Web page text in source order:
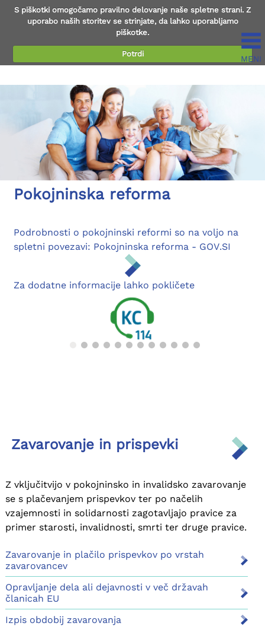
S piškotki omogočamo pravilno delovanje naše spletne strani. Z
uporabo naših storitev se strinjate, da lahko uporabljamo
piškotke.
Potrdi
MENI
Pokojninska reforma
Podrobnosti o pokojninski reformi so na voljo na
spletni povezavi: Pokojninska reforma - GOV.SI
Za dodatne informacije lahko pokličete
Anketa o zadovoljstvu strank
Vljudno vabljeni, da z nami delite svoje izkušnje o
Zavarovanje in prispevki
Z vključitvijo v pokojninsko in invalidsko zavarovanje
se s plačevanjem prispevkov ter po načelih
vzajemnosti in solidarnosti zagotavljajo pravice za
primer starosti, invalidnosti, smrti ter druge pravice.
Zavarovanje in plačilo prispevkov po vrstah
zavarovancev
Opravljanje dela ali dejavnosti v več državah
članicah EU
Izpis obdobij zavarovanja